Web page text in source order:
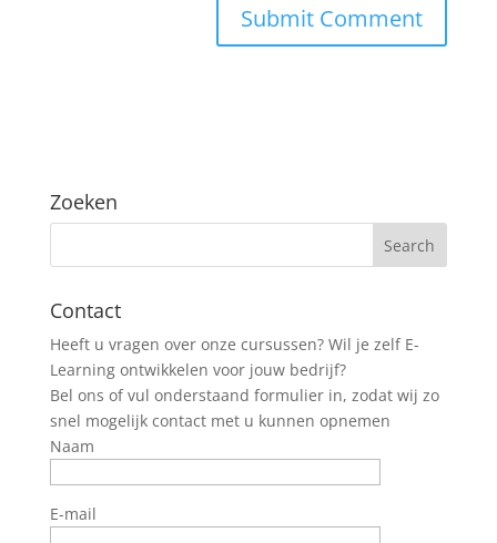
Zoeken
Contact
Heeft u vragen over onze cursussen? Wil je zelf E-
Learning ontwikkelen voor jouw bedrijf?
Bel ons of vul onderstaand formulier in, zodat wij zo
snel mogelijk contact met u kunnen opnemen
Naam
E-mail